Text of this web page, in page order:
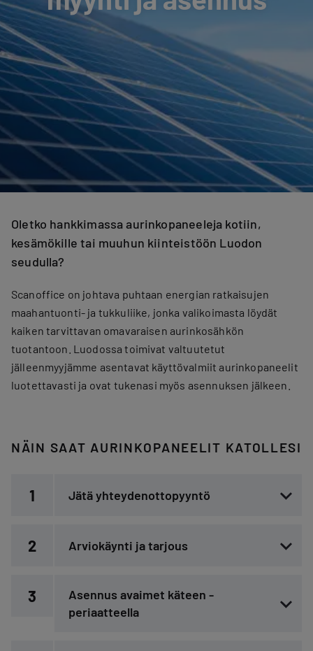
Oletko hankkimassa aurinkopaneeleja kotiin,
kesämökille tai muuhun kiinteistöön Luodon
seudulla?
Scanoffice on johtava puhtaan energian ratkaisujen
maahantuonti- ja tukkuliike, jonka valikoimasta löydät
kaiken tarvittavan omavaraisen aurinkosähkön
tuotantoon. Luodossa toimivat valtuutetut
jälleenmyyjämme asentavat käyttövalmiit aurinkopaneelit
luotettavasti ja ovat tukenasi myös asennuksen jälkeen.
NÄIN SAAT AURINKOPANEELIT KATOLLESI
1 Jätä yhteydenottopyyntö
2 Arviokäynti ja tarjous
3
Asennus avaimet käteen -
periaatteella